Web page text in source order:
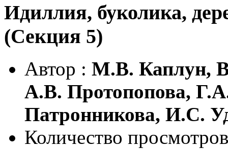
Идиллия, буколика,
(Секция 5)
Автор : М.В. Каплун,
А.В. Протопопова,
Патронникова, И.С.
Количество